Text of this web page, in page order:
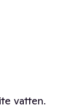
vatten.